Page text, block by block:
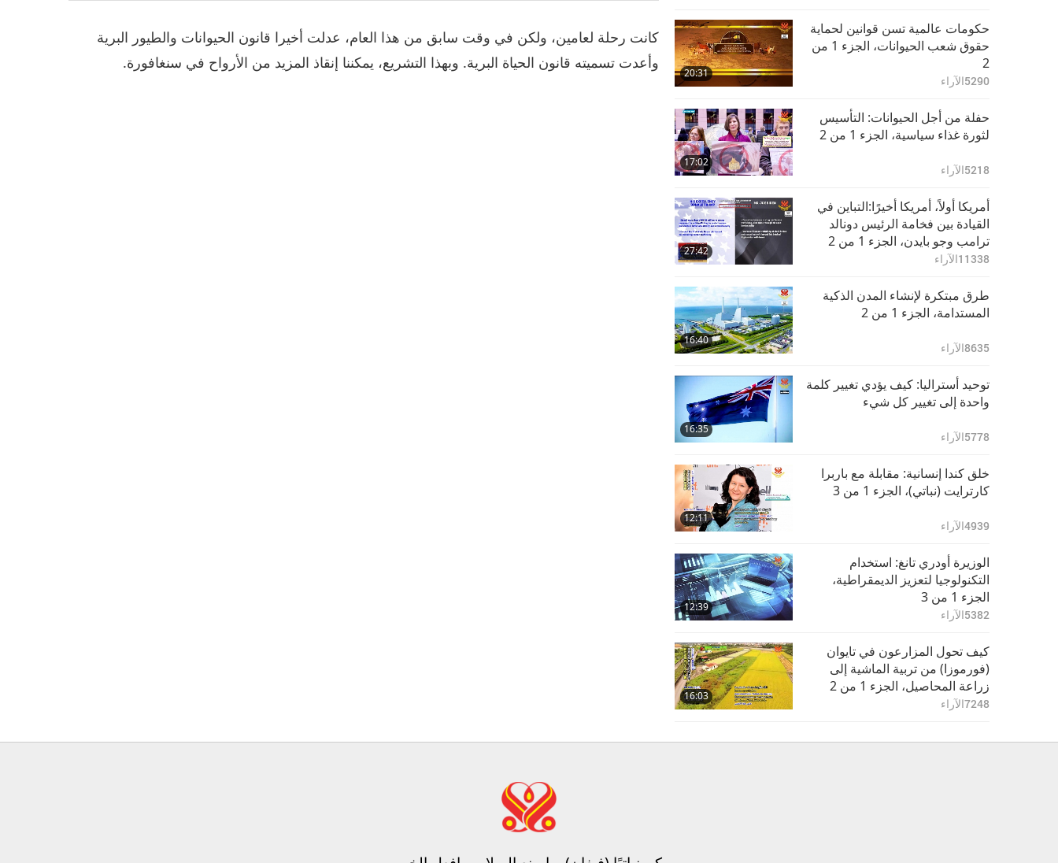
كانت رحلة لعامين، ولكن في وقت سابق من هذا العام، عدلت أخيرا قانون الحيوانات والطيور البرية
وأعدت تسميته قانون الحياة البرية. وبهذا التشريع، يمكننا إنقاذ المزيد من الأرواح في سنغافورة.
20:31
حكومات عالمية تسن قوانين لحماية
حقوق شعب الحيوانات، الجزء 1 من
2
5290الآراء
17:02
حفلة من أجل الحيوانات: التأسيس
لثورة غذاء سياسية، الجزء 1 من 2
5218الآراء
27:42
أمريكا أولاً، أمريكا أخيرًا:التباين في
القيادة بين فخامة الرئيس دونالد
ترامب وجو بايدن، الجزء 1 من 2
11338الآراء
16:40
طرق مبتكرة لإنشاء المدن الذكية
المستدامة، الجزء 1 من 2
8635الآراء
16:35
توحيد أستراليا: كيف يؤدي تغيير كلمة
واحدة إلى تغيير كل شيء
5778الآراء
12:11
خلق كندا إنسانية: مقابلة مع باربرا
كارترايت (نباتي)، الجزء 1 من 3
4939الآراء
12:39
الوزيرة أودري تانغ: استخدام
التكنولوجيا لتعزيز الديمقراطية،
الجزء 1 من 3
5382الآراء
16:03
كيف تحول المزارعون في تايوان
(فورموزا) من تربية الماشية إلى
زراعة المحاصيل، الجزء 1 من 2
7248الآراء